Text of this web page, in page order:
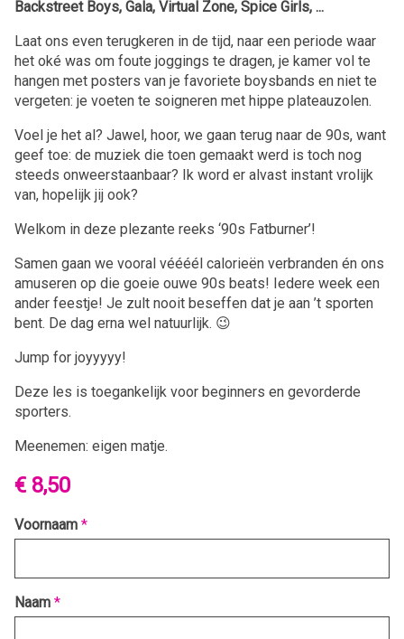
Backstreet Boys, Gala, Virtual Zone, Spice Girls, ...
Laat ons even terugkeren in de tijd, naar een periode waar
het oké was om foute joggings te dragen, je kamer vol te
hangen met posters van je favoriete boysbands en niet te
vergeten: je voeten te soigneren met hippe plateauzolen.
Voel je het al? Jawel, hoor, we gaan terug naar de 90s, want
geef toe: de muziek die toen gemaakt werd is toch nog
steeds onweerstaanbaar? Ik word er alvast instant vrolijk
van, hopelijk jij ook?
Welkom in deze plezante reeks ‘90s Fatburner’!
Samen gaan we vooral véééél calorieën verbranden én ons
amuseren op die goeie ouwe 90s beats! Iedere week een
ander feestje! Je zult nooit beseffen dat je aan ’t sporten
bent. De dag erna wel natuurlijk. 😉
Jump for joyyyyy!
Deze les is toegankelijk voor beginners en gevorderde
sporters.
Meenemen: eigen matje.
€ 8,50
Voornaam *
Naam *